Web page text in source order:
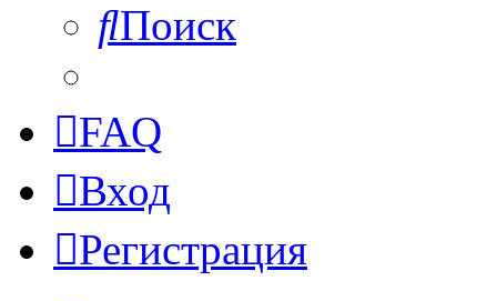
Поиск
FAQ
Вход
Регистрация